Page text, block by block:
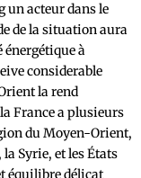
un acteur dans le
de la situation aura
énergétique à
considerable
la rend
France a plusieurs
du Moyen-Orient,
Syrie, et les États
équilibre délicat